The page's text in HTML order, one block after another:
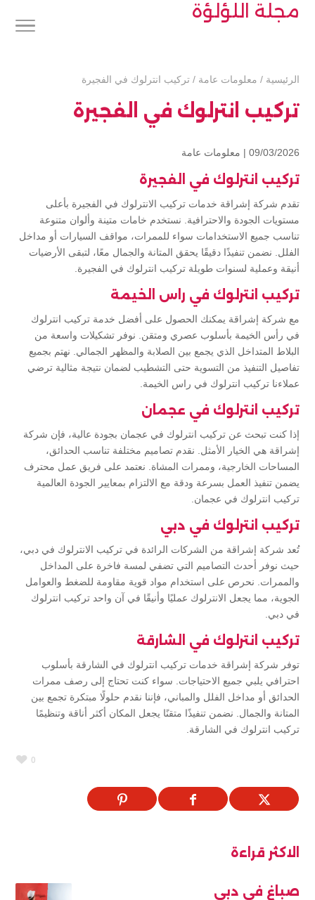
مجلة اللؤلؤة
الرئيسية / معلومات عامة / تركيب انترلوك في الفجيرة
تركيب انترلوك في الفجيرة
09/03/2026 | معلومات عامة
تركيب انترلوك في الفجيرة
تقدم شركة إشراقة خدمات تركيب الانترلوك في الفجيرة بأعلى
مستويات الجودة والاحترافية. نستخدم خامات متينة وألوان متنوعة
تناسب جميع الاستخدامات سواء للممرات، مواقف السيارات أو مداخل
الفلل. نضمن تنفيذًا دقيقًا يحقق المتانة والجمال معًا، لتبقى الأرضيات
أنيقة وعملية لسنوات طويلة تركيب انترلوك في الفجيرة.
تركيب انترلوك في راس الخيمة
مع شركة إشراقة يمكنك الحصول على أفضل خدمة تركيب انترلوك
في رأس الخيمة بأسلوب عصري ومتقن. نوفر تشكيلات واسعة من
البلاط المتداخل الذي يجمع بين الصلابة والمظهر الجمالي. نهتم بجميع
تفاصيل التنفيذ من التسوية حتى التشطيب لضمان نتيجة مثالية ترضي
عملاءنا تركيب انترلوك في راس الخيمة.
تركيب انترلوك في عجمان
إذا كنت تبحث عن تركيب انترلوك في عجمان بجودة عالية، فإن شركة
إشراقة هي الخيار الأمثل. نقدم تصاميم مختلفة تناسب الحدائق،
المساحات الخارجية، وممرات المشاة. نعتمد على فريق عمل محترف
يضمن تنفيذ العمل بسرعة ودقة مع الالتزام بمعايير الجودة العالمية
تركيب انترلوك في عجمان.
تركيب انترلوك في دبي
تُعد شركة إشراقة من الشركات الرائدة في تركيب الانترلوك في دبي،
حيث نوفر أحدث التصاميم التي تضفي لمسة فاخرة على المداخل
والممرات. نحرص على استخدام مواد قوية مقاومة للضغط والعوامل
الجوية، مما يجعل الانترلوك عمليًا وأنيقًا في آن واحد تركيب انترلوك
في دبي.
تركيب انترلوك في الشارقة
توفر شركة إشراقة خدمات تركيب انترلوك في الشارقة بأسلوب
احترافي يلبي جميع الاحتياجات. سواء كنت تحتاج إلى رصف ممرات
الحدائق أو مداخل الفلل والمباني، فإننا نقدم حلولًا مبتكرة تجمع بين
المتانة والجمال. نضمن تنفيذًا متقنًا يجعل المكان أكثر أناقة وتنظيمًا
تركيب انترلوك في الشارقة.
0
الاكثر قراءة
صباغ في دبي